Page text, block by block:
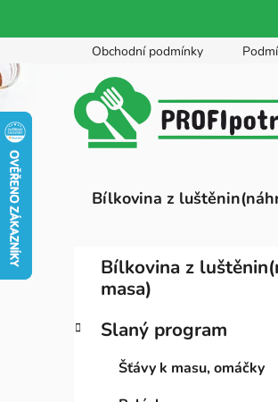
na
obsah
Obchodní podmínky
Bílkovina z
t
Přeskočit
kategorie
g
Bílkovina z
masa)
Slaný program
Šťávy k masu, omáčky